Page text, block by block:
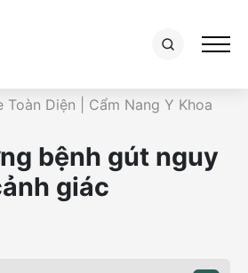
Toàn Diện | Cẩm Nang Y Khoa
bệnh gút nguy
giác